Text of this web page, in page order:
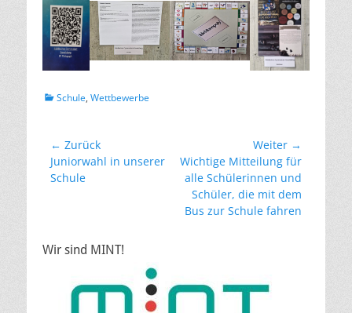
Kategorien
Schule, Wettbewerbe
Beitragsnavigation
← Zurück
Vorheriger
Beitrag:
Juniorwahl in unserer
Schule
Weiter →
Nächster
Beitrag:
Wichtige Mitteilung für
alle Schülerinnen und
Schüler, die mit dem
Bus zur Schule fahren
Wir sind MINT!